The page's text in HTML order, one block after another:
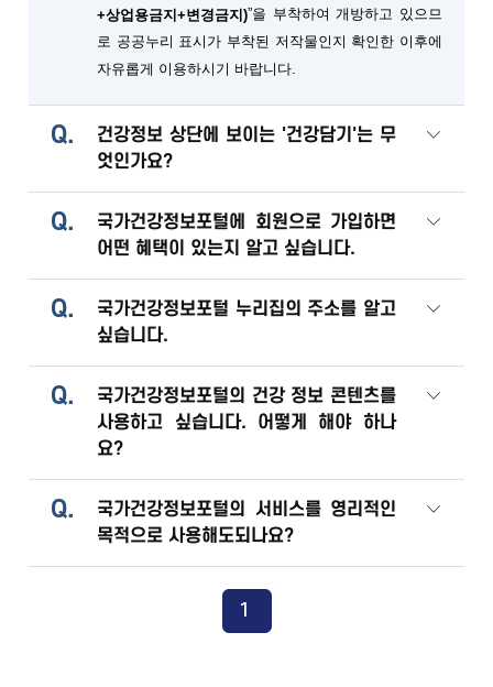
+상업용금지+변경금지)”을 부착하여 개방하고 있으므
로 공공누리 표시가 부착된 저작물인지 확인한 이후에
자유롭게 이용하시기 바랍니다.
Q.
건강정보 상단에 보이는 '건강담기'는 무
엇인가요?
Q.
국가건강정보포털에 회원으로 가입하면
어떤 혜택이 있는지 알고 싶습니다.
Q.
국가건강정보포털 누리집의 주소를 알고
싶습니다.
Q.
국가건강정보포털의 건강 정보 콘텐츠를
사용하고 싶습니다. 어떻게 해야 하나
요?
Q.
국가건강정보포털의 서비스를 영리적인
목적으로 사용해도되나요?
1